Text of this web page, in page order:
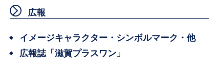
広報
イメージキャラクター・シンボルマーク・他
広報誌「滋賀プラスワン」